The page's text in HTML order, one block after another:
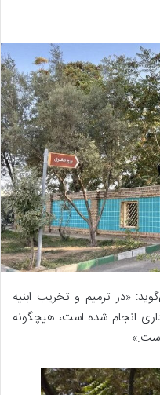
«در ترمیم و تخریب ابنیه
انجام شده است، هیچگونه